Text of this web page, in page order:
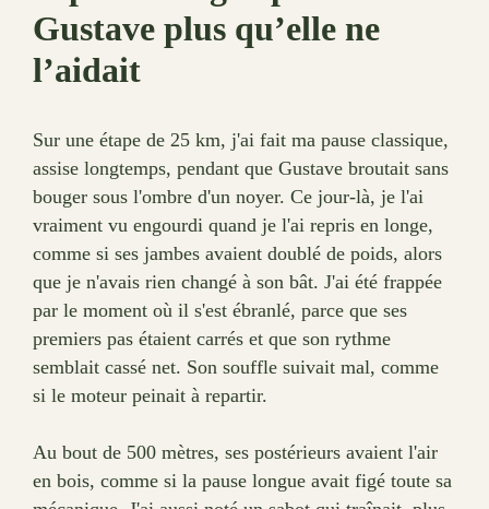
Gustave plus qu’elle ne
l’aidait
Sur une étape de 25 km, j'ai fait ma pause classique,
assise longtemps, pendant que Gustave broutait sans
bouger sous l'ombre d'un noyer. Ce jour-là, je l'ai
vraiment vu engourdi quand je l'ai repris en longe,
comme si ses jambes avaient doublé de poids, alors
que je n'avais rien changé à son bât. J'ai été frappée
par le moment où il s'est ébranlé, parce que ses
premiers pas étaient carrés et que son rythme
semblait cassé net. Son souffle suivait mal, comme
si le moteur peinait à repartir.
Au bout de 500 mètres, ses postérieurs avaient l'air
en bois, comme si la pause longue avait figé toute sa